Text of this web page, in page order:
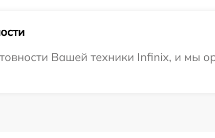
Вашей техники Infinix, и мы